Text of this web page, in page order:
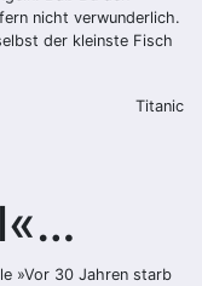
nicht verwunderlich.
der kleinste Fisch
Titanic
»Vor 30 Jahren starb